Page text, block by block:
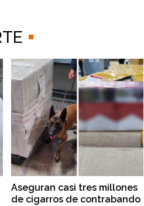
Aseguran casi tres millones
de cigarros de contrabando